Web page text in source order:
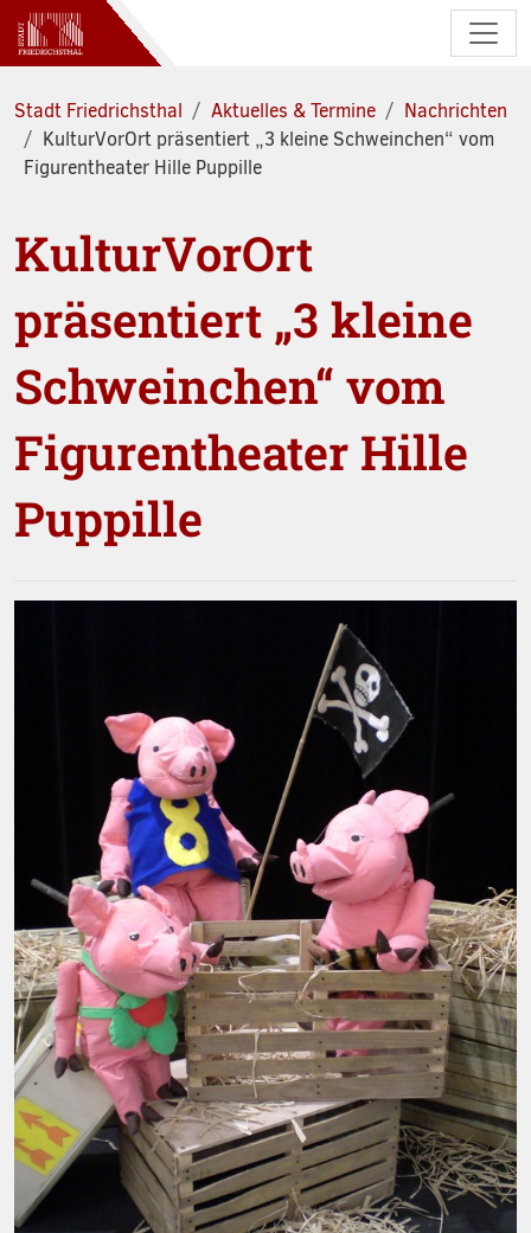
Zum Hauptinhalt springen
Stadt Friedrichsthal Aktuelles & Termine
Nachrichten
KulturVorOrt präsentiert „3 kleine Schweinchen“ vom
Figurentheater Hille Puppille
KulturVorOrt
präsentiert „3 kleine
Schweinchen“ vom
Figurentheater Hille
Puppille